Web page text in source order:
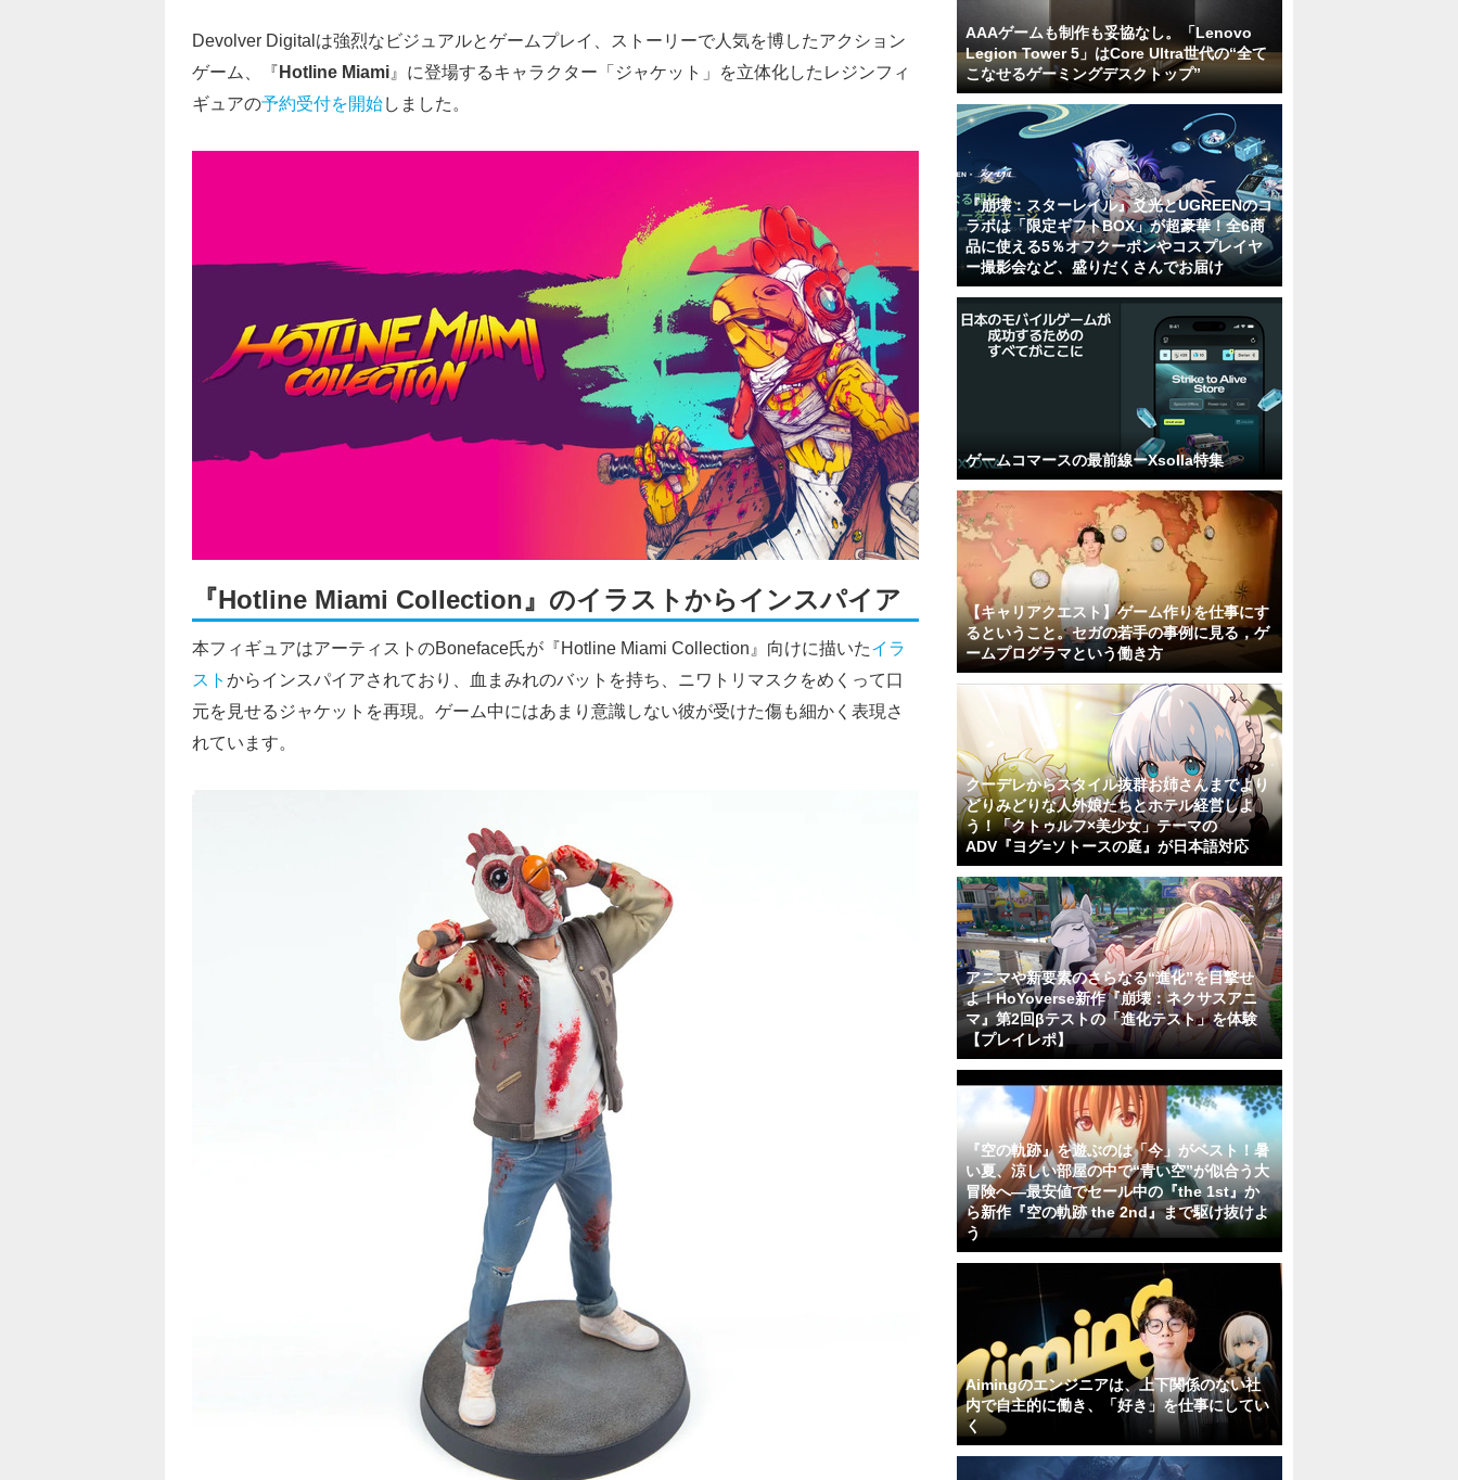
Devolver Digitalは強烈なビジュアルとゲームプレイ、ストーリーで人気を博したアクション
ゲーム、『Hotline Miami 』に登場するキャラクター「ジャケット」を立体化したレジンフィ
ギュアの予約受付を開始しました。
『Hotline Miami Collection』のイラストからインスパイア
本フィギュアはアーティストのBoneface氏が『Hotline Miami Collection』向けに描いたイラ
スト からインスパイアされており、血まみれのバットを持ち、ニワトリマスクをめくって口
元を見せるジャケットを再現。ゲーム中にはあまり意識しない彼が受けた傷も細かく表現さ
れています。
AAAゲームも制作も妥協なし。「Lenovo
Legion Tower 5」はCore Ultra世代の“全て
こなせるゲーミングデスクトップ”
『崩壊：スターレイル』爻光とUGREENのコ
ラボは「限定ギフトBOX」が超豪華！全6商
品に使える5％オフクーポンやコスプレイヤ
ー撮影会など、盛りだくさんでお届け
ゲームコマースの最前線ーXsolla特集
【キャリアクエスト】ゲーム作りを仕事にす
るということ。セガの若手の事例に見る，ゲ
ームプログラマという働き方
クーデレからスタイル抜群お姉さんまでより
どりみどりな人外娘たちとホテル経営しよ
う！「クトゥルフ×美少女」テーマの
ADV『ヨグ=ソトースの庭』が日本語対応
アニマや新要素のさらなる“進化”を目撃せ
よ！HoYoverse新作『崩壊：ネクサスアニ
マ』第2回βテストの「進化テスト」を体験
【プレイレポ】
『空の軌跡』を遊ぶのは「今」がベスト！暑
い夏、涼しい部屋の中で“青い空”が似合う大
冒険へ―最安値でセール中の『the 1st』か
ら新作『空の軌跡 the 2nd』まで駆け抜けよ
う
Aimingのエンジニアは、上下関係のない社
内で自主的に働き、「好き」を仕事にしてい
く